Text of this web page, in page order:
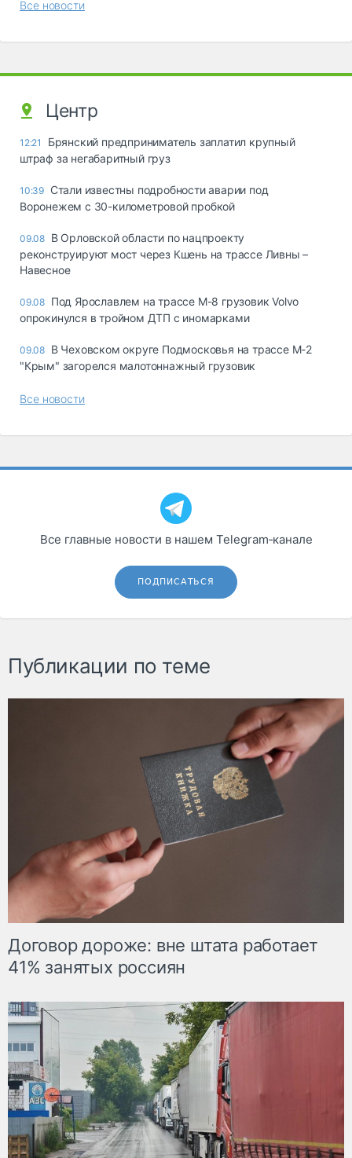
Все новости
Центр
12:21
Брянский предприниматель заплатил крупный
штраф за негабаритный груз
10:39 Стали известны подробности аварии под
Воронежем с 30-километровой пробкой
09.08 В Орловской области по нацпроекту
реконструируют мост через Кшень на трассе Ливны –
Навесное
09.08 Под Ярославлем на трассе М-8 грузовик Volvo
опрокинулся в тройном ДТП с иномарками
09.08 В Чеховском округе Подмосковья на трассе М-2
"Крым" загорелся малотоннажный грузовик
Все новости
Все главные новости в нашем Telegram‑канале
ПОДПИСАТЬСЯ
Публикации по теме
Договор дороже: вне штата работает
41% занятых россиян